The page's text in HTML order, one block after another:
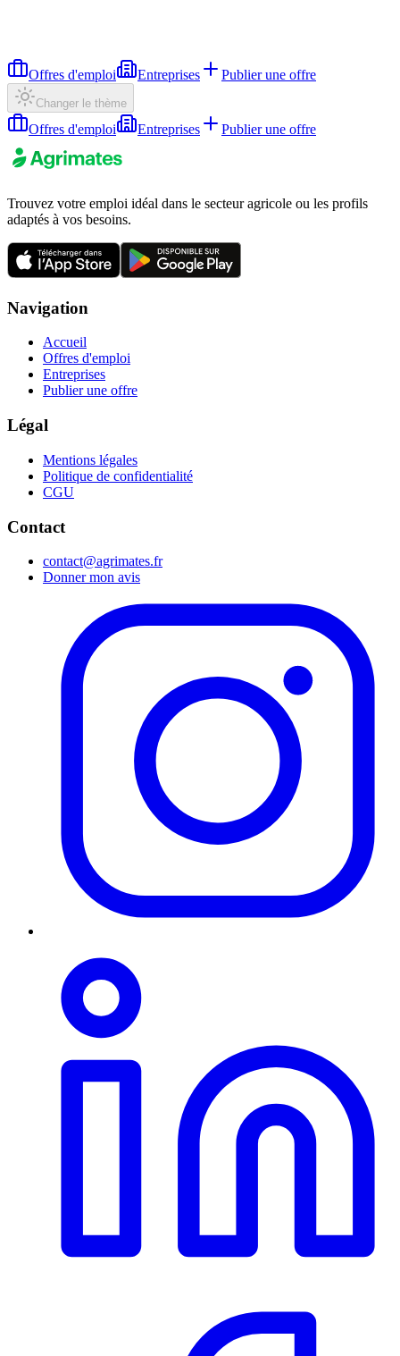
Offres d'emploi Entreprises Publier une offre
Changer le thème
Offres d'emploi Entreprises Publier une offre
Trouvez votre emploi idéal dans le secteur agricole ou les profils
adaptés à vos besoins.
Navigation
Accueil
Offres d'emploi
Entreprises
Publier une offre
Légal
Mentions légales
Politique de confidentialité
CGU
Contact
contact@agrimates.fr
Donner mon avis